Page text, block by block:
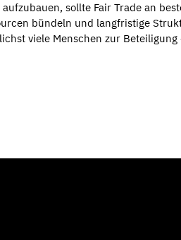
sollte Fair Trade an
bündeln und langfristige
viele Menschen zur Beteiligung